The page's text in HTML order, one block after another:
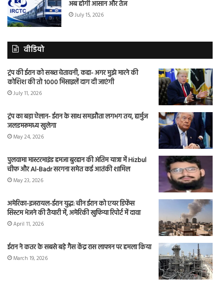
अब होगी आसान और तेज
July 15, 2026
वीडियो
ट्रंप की ईरान को सख्त चेतावनी, कहा- अगर मुझे मारने की
कोशिश की तो 1000 मिसाइलें दाग दी जाएंगी
July 11, 2026
ट्रंप का बड़ा ऐलान- ईरान के साथ समझौता लगभग तय, हार्मुज
जलडमरूमध्य खुलेगा
May 24, 2026
पुलवामा मास्टरमाइंड हमजा बुरहान की अंतिम यात्रा में Hizbul
चीफ और Al-Badr सरगना समेत कई आतंकी शामिल
May 23, 2026
अमेरिका-इजरायल-ईरान युद्ध: चीन ईरान को एयर डिफेंस
सिस्टम भेजने की तैयारी में, अमेरिकी खुफिया रिपोर्ट में दावा
April 11, 2026
ईरान ने कतर के सबसे बड़े गैस केंद्र रास लाफान पर हमला किया
March 19, 2026